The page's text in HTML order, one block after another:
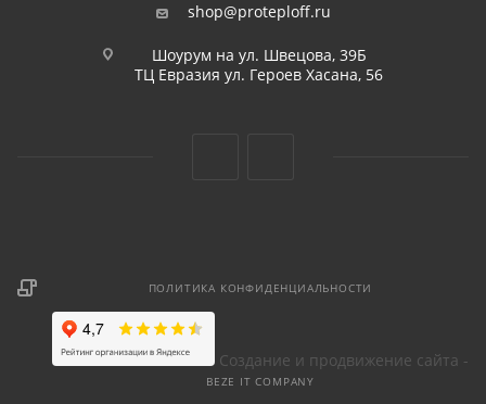
shop@proteploff.ru
Шоурум на ул. Швецова, 39Б
ТЦ Евразия ул. Героев Хасана, 56
ПОЛИТИКА КОНФИДЕНЦИАЛЬНОСТИ
Создание и продвижение сайта -
BEZE IT COMPANY